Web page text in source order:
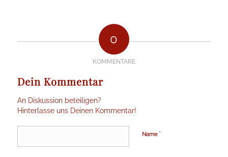
0
KOMMENTARE
Dein Kommentar
An Diskussion beteiligen?
Hinterlasse uns Deinen Kommentar!
Name *